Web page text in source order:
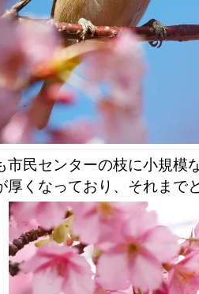
市民センターの枝に小規
厚くなっており、それまで